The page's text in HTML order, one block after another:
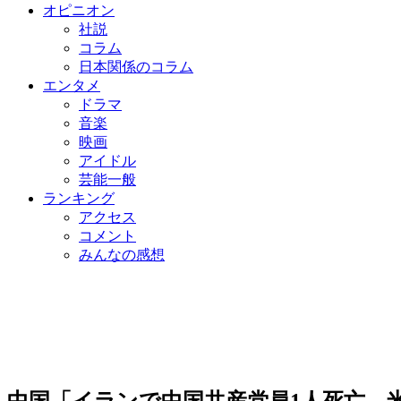
オピニオン
社説
コラム
日本関係のコラム
エンタメ
ドラマ
音楽
映画
アイドル
芸能一般
ランキング
アクセス
コメント
みんなの感想